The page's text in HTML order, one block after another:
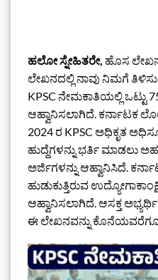
ಹಲೋ ಸ್ನೇಹಿತರೇ, ಹೊಸ
ಲೇಖನದಲ್ಲಿ ನಾವು ನಿಮಗೆ
KPSC ನೇಮಕಾತಿಯಲ್ಲಿ ಒಟ್ಟು
ಆಹ್ವಾನಿಸಲಾಗಿದೆ. ಕರ್ನಾಟಕ
2024 ರ KPSC ಅಧಿಕೃತ
ಹುದ್ದೆಗಳನ್ನು ಭರ್ತಿ ಮಾಡಲು
ಅರ್ಜಿಗಳನ್ನು ಆಹ್ವಾನಿಸಿದೆ.
ಹುಡುಕುತ್ತಿರುವ
ಆಹ್ವಾನಿಸಲಾಗಿದೆ. ಆಸಕ್ತ
ಈ ಲೇಖನವನ್ನು